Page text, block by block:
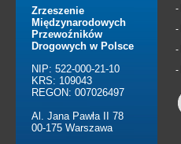
Zrzeszenie
Międzynarodowych
Przewoźników
Drogowych w Polsce
NIP: 522-000-21-10
KRS: 109043
REGON: 007026497
Al. Jana Pawła II 78
00-175 Warszawa
-
-
-
-